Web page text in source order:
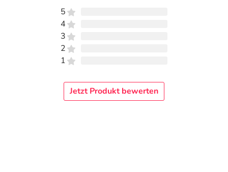
5
4
3
2
1
Jetzt Produkt bewerten